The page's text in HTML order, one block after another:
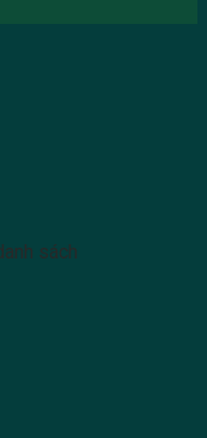
sách